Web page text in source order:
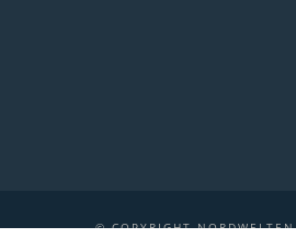
© COPYRIGHT NORDWELTEN